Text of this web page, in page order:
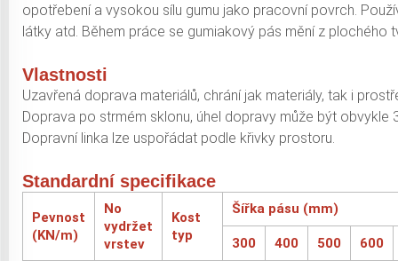
opotřebení a vysokou sílu gumu jako pracovní povrch.
látky atd. Během práce se gumiakový pás mění z plochého
Vlastnosti
Uzavřená doprava materiálů, chrání jak materiály, tak i
Doprava po strmém sklonu, úhel dopravy může být obvykle
Dopravní linka lze uspořádat podle křivky prostoru.
Standardní specifikace
Pevnost
(KN/m)
No
vydržet
vrstev
Kost
typ
Šířka pásu (mm)
300 400 500 600